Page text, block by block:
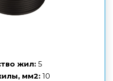
жил: 5
мм2: 10